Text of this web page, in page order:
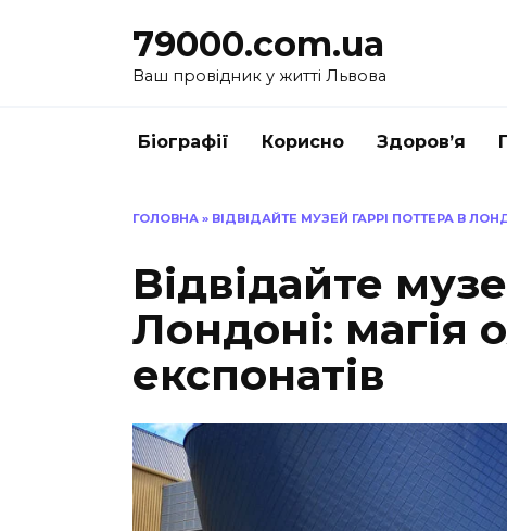
79000.com.ua
Ваш провідник у житті Львова
Біографії Корисно Здоров’я
ГОЛОВНА » ВІДВІДАЙТЕ МУЗЕЙ ГАРРІ ПОТТЕРА В
Відвідайте
Лондоні: магія
експонатів